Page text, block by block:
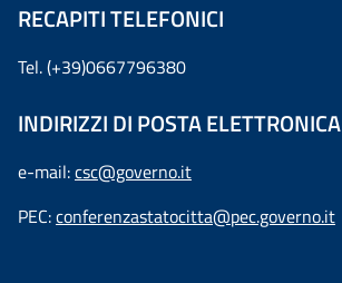
RECAPITI TELEFONICI
Tel. (+39)0667796380
INDIRIZZI DI POSTA ELETTRONICA
e-mail:csc@governo.it
PEC:conferenzastatocitta@pec.governo.it